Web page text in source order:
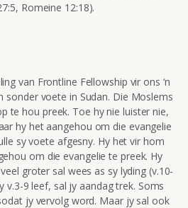
Romeine 12:18).
van Frontline Fellowship vir ons ‘n
sonder voete in Sudan. Die Moslems
te hou preek. Toe hy nie luister nie,
hy het aangehou om die evangelie
sy voete afgesny. Hy het vir hom
om die evangelie te preek. Hy
groter sal wees as sy lyding (v.10-
v.3-9 leef, sal jy aandag trek. Soms
jy vervolg word. Maar jy sal ook